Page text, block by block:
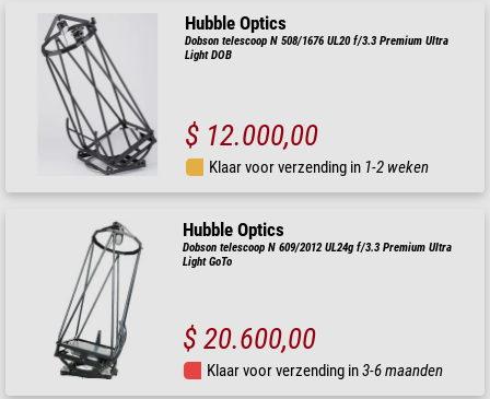
Hubble Optics
Dobson telescoop N 508/1676 UL20 f/3.3 Premium Ultra
Light DOB
$ 12.000,00
Klaar voor verzending in 1-2 weken
Hubble Optics
Dobson telescoop N 609/2012 UL24g f/3.3 Premium Ultra
Light GoTo
$ 20.600,00
Klaar voor verzending in3-6 maanden